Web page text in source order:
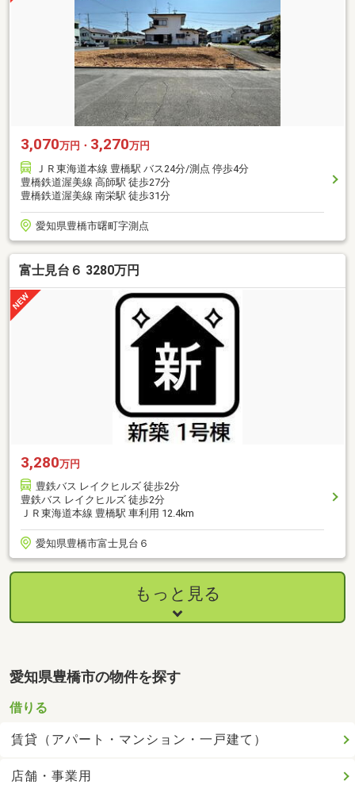
3,070万円・ 3,270万円
ＪＲ東海道本線 豊橋駅 バス24分/測点 停歩4分
豊橋鉄道渥美線 高師駅 徒歩27分
豊橋鉄道渥美線 南栄駅 徒歩31分
愛知県豊橋市曙町字測点
富士見台６ 3280万円
3,280万円
豊鉄バス レイクヒルズ 徒歩2分
豊鉄バス レイクヒルズ 徒歩2分
ＪＲ東海道本線 豊橋駅 車利用 12.4km
愛知県豊橋市富士見台６
もっと見る
愛知県豊橋市の物件を探す
借りる
賃貸（アパート・マンション・一戸建て）
店舗・事業用